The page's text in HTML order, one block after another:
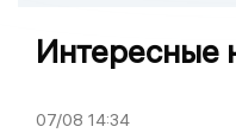
Интересные
07/08 14:34